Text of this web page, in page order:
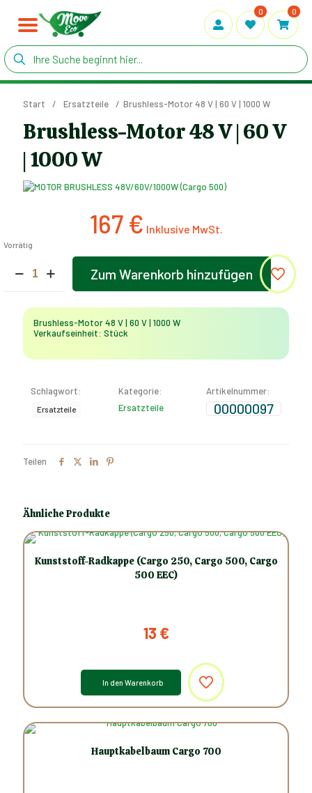
0 0
Start / Ersatzteile / Brushless-Motor 48 V | 60 V | 1000 W
Brushless-Motor 48 V | 60 V
| 1000 W
167 €
Vorrätig
Motor
Zum Warenkorb hinzufügen
Alternative:
Brushless-Motor 48 V | 60 V | 1000 W
Verkaufseinheit: Stück
Schlagwort:
Ersatzteile
Kategorie:
Ersatzteile
Artikelnummer:
00000097
Teilen
Ähnliche Produkte
Kunststoff-Radkappe (Cargo 250, Cargo 500, Cargo
500 EEC)
13 €
In den Warenkorb
Hauptkabelbaum Cargo 700